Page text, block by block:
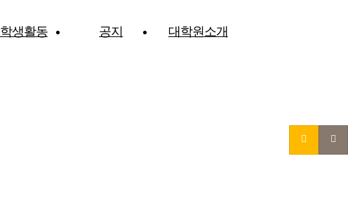
학생활동 공지 대학원소개